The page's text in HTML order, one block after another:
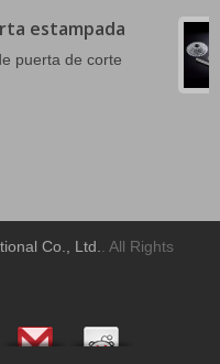
estampada
puerta de corte
Co., Ltd.
. All Rights